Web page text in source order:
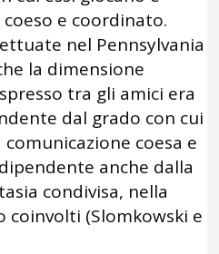
e coordinato.
nel Pennsylvania
la dimensione
tra gli amici era
dal grado con cui
coesa e
anche dalla
condivisa, nella
coinvolti (Slomkowski e